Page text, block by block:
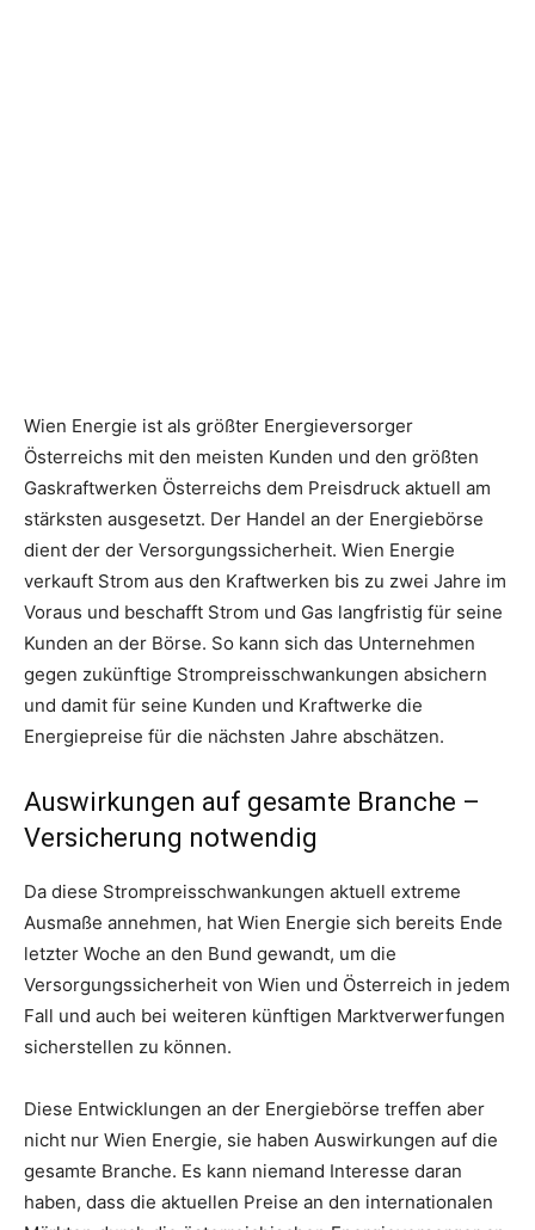
Wien Energie ist als größter Energieversorger
Österreichs mit den meisten Kunden und den größten
Gaskraftwerken Österreichs dem Preisdruck aktuell am
stärksten ausgesetzt. Der Handel an der Energiebörse
dient der der Versorgungssicherheit. Wien Energie
verkauft Strom aus den Kraftwerken bis zu zwei Jahre im
Voraus und beschafft Strom und Gas langfristig für seine
Kunden an der Börse. So kann sich das Unternehmen
gegen zukünftige Strompreisschwankungen absichern
und damit für seine Kunden und Kraftwerke die
Energiepreise für die nächsten Jahre abschätzen.
Auswirkungen auf gesamte Branche –
Versicherung notwendig
Da diese Strompreisschwankungen aktuell extreme
Ausmaße annehmen, hat Wien Energie sich bereits Ende
letzter Woche an den Bund gewandt, um die
Versorgungssicherheit von Wien und Österreich in jedem
Fall und auch bei weiteren künftigen Marktverwerfungen
sicherstellen zu können.
Diese Entwicklungen an der Energiebörse treffen aber
nicht nur Wien Energie, sie haben Auswirkungen auf die
gesamte Branche. Es kann niemand Interesse daran
haben, dass die aktuellen Preise an den internationalen